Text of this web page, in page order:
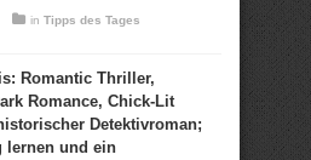
in Tipps des Tages
Romantic Thriller,
Romance, Chick-Lit
Detektivroman;
lernen und ein